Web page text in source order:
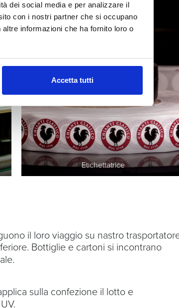
dei social media e per analizzare il
con i nostri partner che si occupano
informazioni che ha fornito loro o
Accetta tutti
Etichettatrice
il loro viaggio su nastro
Bottiglie e cartoni si incontrano
sulla confezione il lotto e